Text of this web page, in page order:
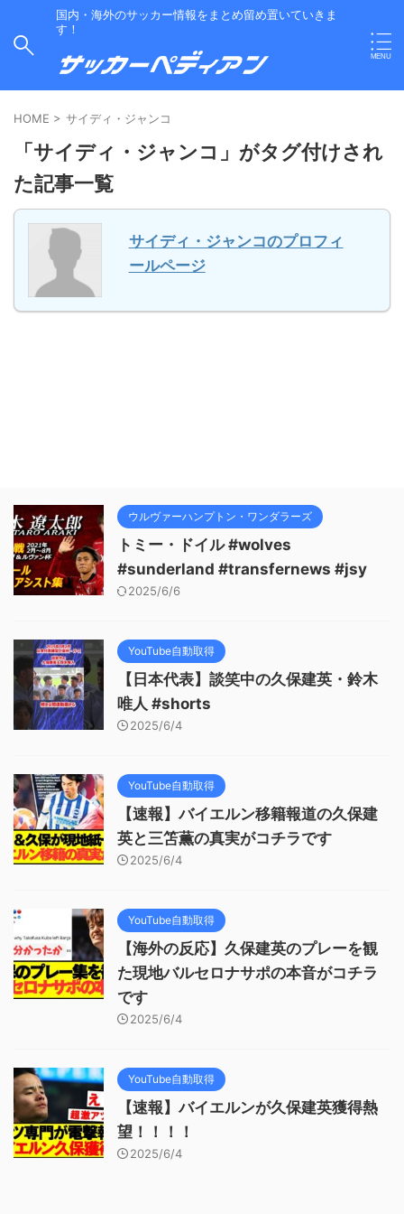
国内・海外のサッカー情報をまとめ留め置いていきま
す！
HOME > サイディ・ジャンコ
「サイディ・ジャンコ」がタグ付けされ
た記事一覧
サイディ・ジャンコのプロフィ
ールページ
ウルヴァーハンプトン・ワンダラーズ
トミー・ドイル #wolves
#sunderland #transfernews #jsy
2025/6/6
YouTube自動取得
【日本代表】談笑中の久保建英・鈴木
唯人 #shorts
2025/6/4
YouTube自動取得
【速報】バイエルン移籍報道の久保建
英と三笘薫の真実がコチラです
2025/6/4
YouTube自動取得
【海外の反応】久保建英のプレーを観
た現地バルセロナサポの本音がコチラ
です
2025/6/4
YouTube自動取得
【速報】バイエルンが久保建英獲得熱
望！！！！
2025/6/4